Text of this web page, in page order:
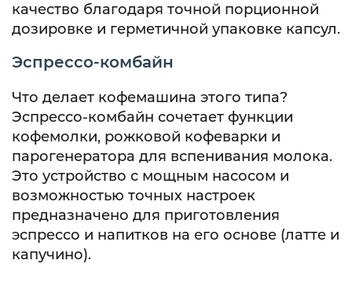
качество благодаря точной порционной
дозировке и герметичной упаковке капсул.
Эспрессо-комбайн
Что делает кофемашина этого типа?
Эспрессо-комбайн сочетает функции
кофемолки, рожковой кофеварки и
парогенератора для вспенивания молока.
Это устройство с мощным насосом и
возможностью точных настроек
предназначено для приготовления
эспрессо и напитков на его основе (латте и
капучино).